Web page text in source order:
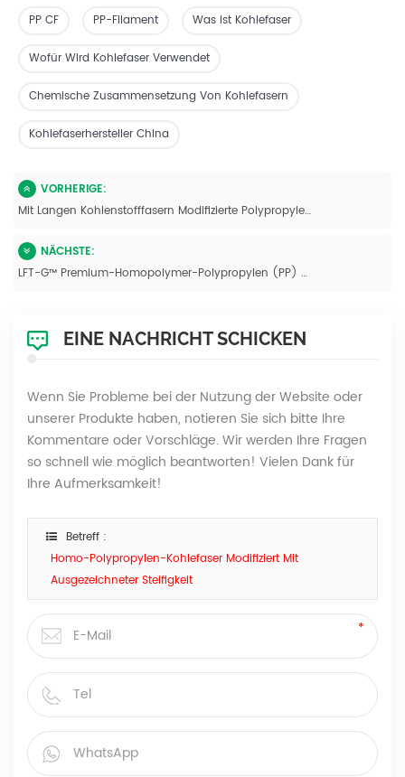
PP CF
PP-Filament Was Ist Kohlefaser
Wofür Wird Kohlefaser Verwendet
Chemische Zusammensetzung Von Kohlefasern
Kohlefaserhersteller China
VORHERIGE:
Mit Langen Kohlenstofffasern Modifizierte Polypropylen-Compounds
NÄCHSTE:
LFT-G™ Premium-Homopolymer-Polypropylen (PP) Mit Langen Kohlenstofffasern Für Hochleistungsanwendungen
EINE NACHRICHT SCHICKEN
Wenn Sie Probleme bei der Nutzung der Website oder
unserer Produkte haben, notieren Sie sich bitte Ihre
Kommentare oder Vorschläge. Wir werden Ihre Fragen
so schnell wie möglich beantworten! Vielen Dank für
Ihre Aufmerksamkeit!
Betreff :
Homo-Polypropylen-Kohlefaser Modifiziert Mit
Ausgezeichneter Steifigkeit